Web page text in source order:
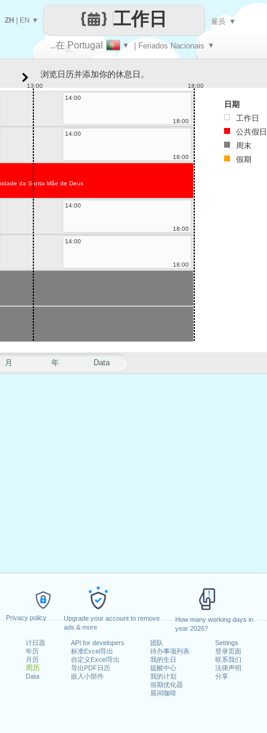
Privacy policy
Upgrade your account to remove
ads & more
How many working days in
year 2026?
计日器
年历
月历
周历
Data
API for developers
标准Excel导出
自定义Excel导出
导出PDF日历
嵌入小部件
团队
待办事项列表
我的生日
提醒中心
我的计划
假期优化器
晨间咖啡
Settings
登录页面
联系我们
法律声明
分享
让
每一天
..在 Portugal ▼ | Feriados Nacionais ▼
工作日
ZH EN ▼ 雇员 ▼
月 年 Data
浏览日历并添加你的休息日。
13:00
18:00
14:00
18:00
14:00
18:00
da Santa Mãe de Deus
14:00
18:00
14:00
18:00
日期
工作日
公共假日
周末
假期